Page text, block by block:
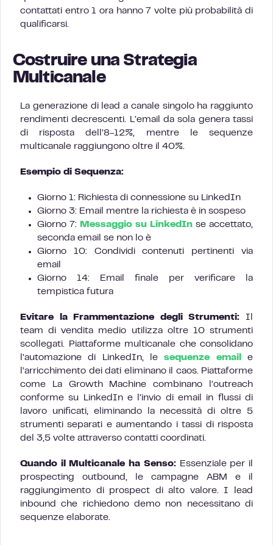
contattati entro 1 ora hanno 7 volte più probabilità di
qualificarsi.
Costruire una Strategia
Multicanale
La generazione di lead a canale singolo ha raggiunto
rendimenti decrescenti. L’email da sola genera tassi
di risposta dell’8-12%, mentre le sequenze
multicanale raggiungono oltre il 40%.
Esempio di Sequenza:
Giorno 1: Richiesta di connessione su LinkedIn
Giorno 3: Email mentre la richiesta è in sospeso
Giorno 7: Messaggio su LinkedIn se accettato,
seconda email se non lo è
Giorno 10: Condividi contenuti pertinenti via
email
Giorno 14: Email finale per verificare la
tempistica futura
Evitare la Frammentazione degli Strumenti: Il
team di vendita medio utilizza oltre 10 strumenti
scollegati. Piattaforme multicanale che consolidano
l’automazione di LinkedIn, lesequenze email
e
l’arricchimento dei dati eliminano il caos. Piattaforme
come La Growth Machine combinano l’outreach
conforme su LinkedIn e l’invio di email in flussi di
lavoro unificati, eliminando la necessità di oltre 5
strumenti separati e aumentando i tassi di risposta
del 3,5 volte attraverso contatti coordinati.
Quando il Multicanale ha Senso:Essenziale per il
prospecting outbound, le campagne ABM e il
raggiungimento di prospect di alto valore. I lead
inbound che richiedono demo non necessitano di
sequenze elaborate.